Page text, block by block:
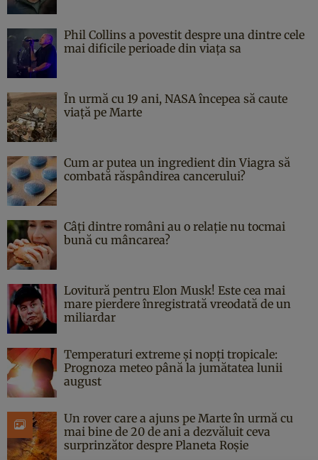
Phil Collins a povestit despre una dintre cele
mai dificile perioade din viața sa
În urmă cu 19 ani, NASA începea să caute
viaţă pe Marte
Cum ar putea un ingredient din Viagra să
combată răspândirea cancerului?
Câți dintre români au o relație nu tocmai
bună cu mâncarea?
Lovitură pentru Elon Musk! Este cea mai
mare pierdere înregistrată vreodată de un
miliardar
Temperaturi extreme și nopți tropicale:
Prognoza meteo până la jumătatea lunii
august
Un rover care a ajuns pe Marte în urmă cu
mai bine de 20 de ani a dezvăluit ceva
surprinzător despre Planeta Roșie